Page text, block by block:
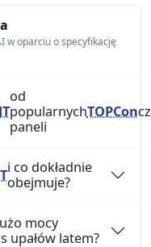
w oparciu o specyfikację
od
popularnych
paneli
TOPCon
i co dokładnie
obejmuje?
mocy
upałów latem?